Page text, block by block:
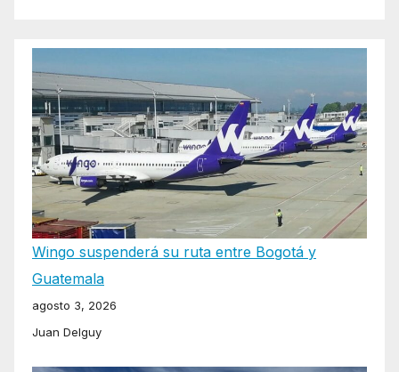
Wingo suspenderá su ruta entre Bogotá y
Guatemala
agosto 3, 2026
Juan Delguy